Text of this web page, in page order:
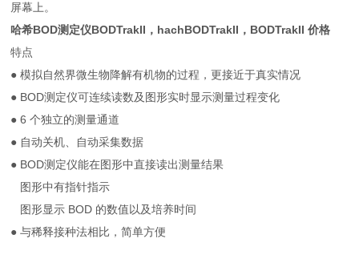
屏幕上。
哈希BOD测定仪BODTrakII，hachBODTrakII，BODTrakII 价格
特点
● 模拟自然界微生物降解有机物的过程，更接近于真实情况
● BOD测定仪可连续读数及图形实时显示测量过程变化
● 6 个独立的测量通道
● 自动关机、自动采集数据
● BOD测定仪能在图形中直接读出测量结果
图形中有指针指示
图形显示 BOD 的数值以及培养时间
● 与稀释接种法相比，简单方便